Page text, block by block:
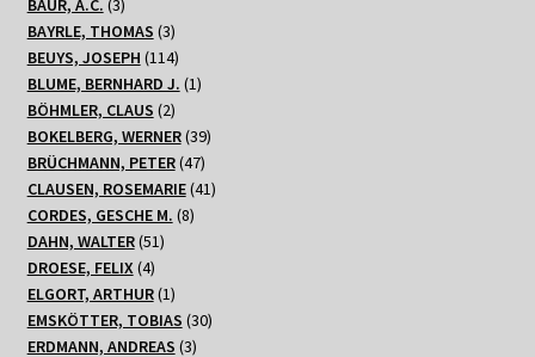
BAUR, A.C. 3
Produkte
BAYRLE, THOMAS 33
Produkte
BEUYS, JOSEPH 114114
Produkte
BLUME, BERNHARD J. 11
BÖHMLER, CLAUS 22
Produkte
BOKELBERG, WERNER 3939
BRÜCHMANN, PETER 4747
Produkte
CLAUSEN, ROSEMARIE 4141
CORDES, GESCHE M. 88
DAHN, WALTER 5151
DROESE, FELIX 44
Produkte
ELGORT, ARTHUR 11
Produkt
EMSKÖTTER, TOBIAS 3030
ERDMANN, ANDREAS 33